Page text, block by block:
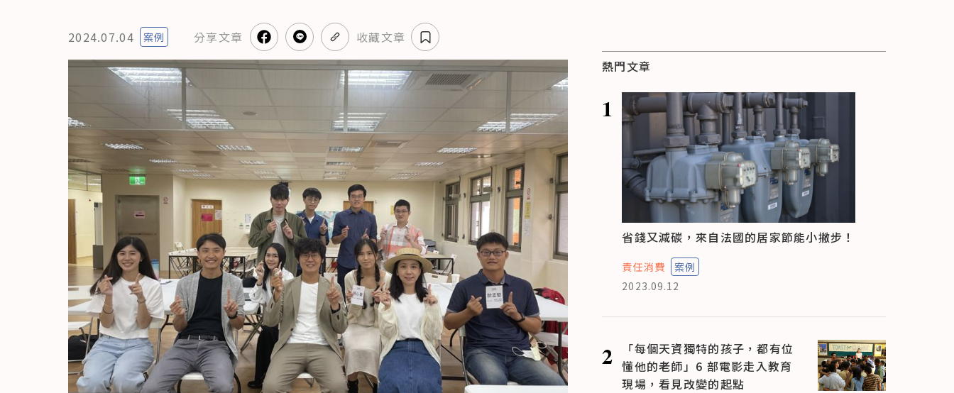
2024.07.04 案例 分享文章 收藏文章
熱門文章
1
省錢又減碳，來自法國的居家節能小撇步！
責任消費
案例
2023.09.12
2
「每個天資獨特的孩子，都有位
懂他的老師」6 部電影走入教育
現場，看見改變的起點